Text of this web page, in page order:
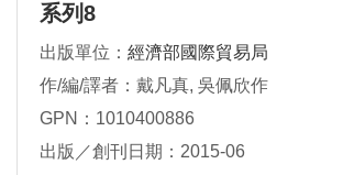
系列8
出版單位： 經濟部國際貿易局
作/編/譯者：戴凡真, 吳佩欣作
GPN：1010400886
出版／創刊日期：2015-06